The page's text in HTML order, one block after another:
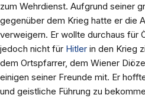
zum Wehrdienst. Aufgrund seiner
gegenüber dem Krieg hatte er die
verweigern. Er wollte durchaus für
jedoch nicht für Hitler in den Krieg
dem Ortspfarrer, dem Wiener
einigen seiner Freunde mit. Er
und geistliche Führung zu